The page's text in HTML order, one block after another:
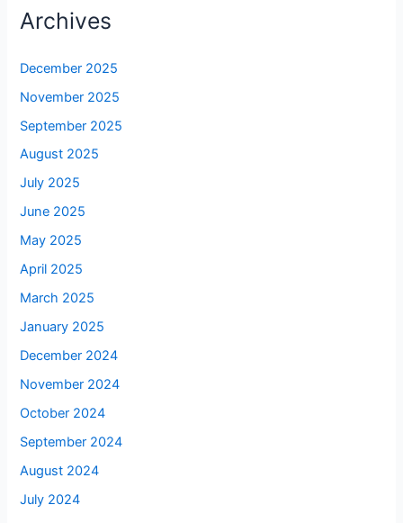
Archives
December 2025
November 2025
September 2025
August 2025
July 2025
June 2025
May 2025
April 2025
March 2025
January 2025
December 2024
November 2024
October 2024
September 2024
August 2024
July 2024